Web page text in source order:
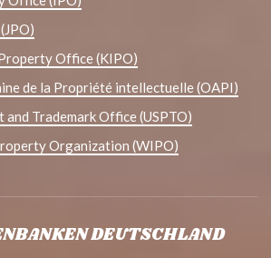
Office (KIPO)
de la Propriété intellectuelle (OAPI)
Trademark Office (USPTO)
Organization (WIPO)
DEUTSCHLAND